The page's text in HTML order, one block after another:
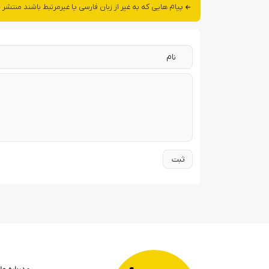
پیام هایی که به غیر از زبان فارسی یا غیرمرتبط باشند